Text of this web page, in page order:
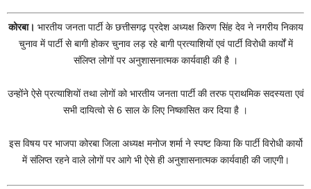
कोरबा। भारतीय जनता पार्टी के छत्तीसगढ़ प्रदेश अध्यक्ष किरण सिंह देव ने नगरीय निकाय
चुनाव में पार्टी से बागी होकर चुनाव लड़ रहे बागी प्रत्याशियों एवं पार्टी विरोधी कार्यों में
संलिप्त लोगों पर अनुशासनात्मक कार्यवाही की है ।
उन्होंने ऐसे प्रत्याशियों तथा लोगों को भारतीय जनता पार्टी की तरफ प्राथमिक सदस्यता एवं
सभी दायित्वो से 6 साल के लिए निष्कासित कर दिया है ।
इस विषय पर भाजपा कोरबा जिला अध्यक्ष मनोज शर्मा ने स्पष्ट किया कि पार्टी विरोधी कार्यो
में संलिप्त रहने वाले लोगों पर आगे भी ऐसे ही अनुशासनात्मक कार्यवाही की जाएगी।